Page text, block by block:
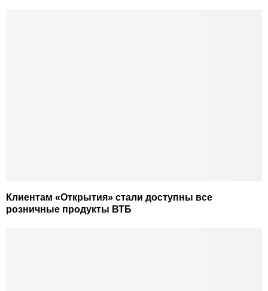
Клиентам «Открытия» стали доступны все
розничные продукты ВТБ